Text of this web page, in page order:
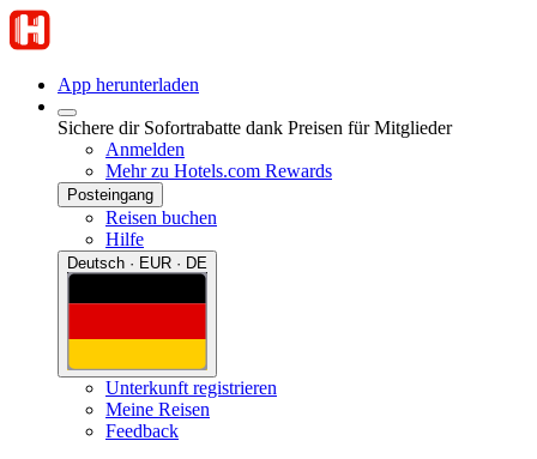
App herunterladen
Sichere dir Sofortrabatte dank Preisen für Mitglieder
Anmelden
Mehr zu Hotels.com Rewards
Posteingang
Reisen buchen
Hilfe
Deutsch · EUR · DE
Unterkunft registrieren
Meine Reisen
Feedback